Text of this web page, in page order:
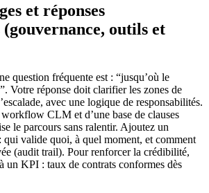
et réponses
outils et
question fréquente est : “jusqu’où le
Votre réponse doit clarifier les zones de
avec une logique de responsabilités.
workflow CLM et d’une base de clauses
le parcours sans ralentir. Ajoutez un
qui valide quoi, à quel moment, et comment
(audit trail). Pour renforcer la crédibilité,
un KPI : taux de contrats conformes dès